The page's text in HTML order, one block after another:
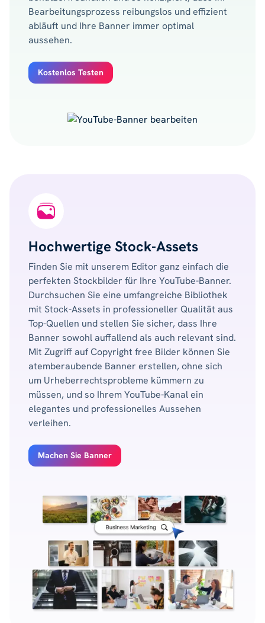
Bearbeitungsprozess reibungslos und effizient
abläuft und Ihre Banner immer optimal
aussehen.
Kostenlos Testen
Hochwertige Stock-Assets
Finden Sie mit unserem Editor ganz einfach die
perfekten Stockbilder für Ihre YouTube-Banner.
Durchsuchen Sie eine umfangreiche Bibliothek
mit Stock-Assets in professioneller Qualität aus
Top-Quellen und stellen Sie sicher, dass Ihre
Banner sowohl auffallend als auch relevant sind.
Mit Zugriff auf Copyright free Bilder können Sie
atemberaubende Banner erstellen, ohne sich
um Urheberrechtsprobleme kümmern zu
müssen, und so Ihrem YouTube-Kanal ein
elegantes und professionelles Aussehen
verleihen.
Machen Sie Banner